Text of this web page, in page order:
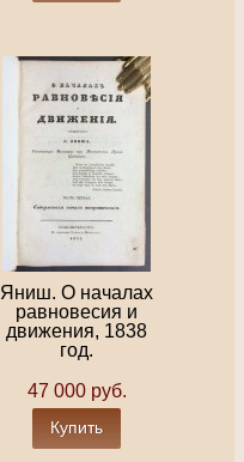
Яниш. О началах
равновесия и
движения, 1838
год.
47 000 руб.
Купить